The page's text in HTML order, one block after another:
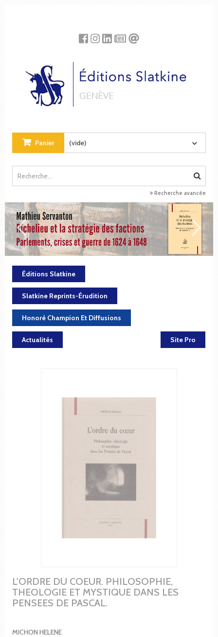
Panier (vide)
Recherche avancée
Éditions Slatkine
Slatkine Reprints-Érudition
Honoré Champion Et Diffusions
Actualités Site Pro
L'ORDRE DU COEUR. PHILOSOPHIE,
THEOLOGIE ET MYSTIQUE DANS LES
PENSEES DE PASCAL.
MICHON HELENE